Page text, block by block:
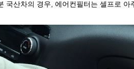
국산차의 경우 에어컨필터는 셀프로 아